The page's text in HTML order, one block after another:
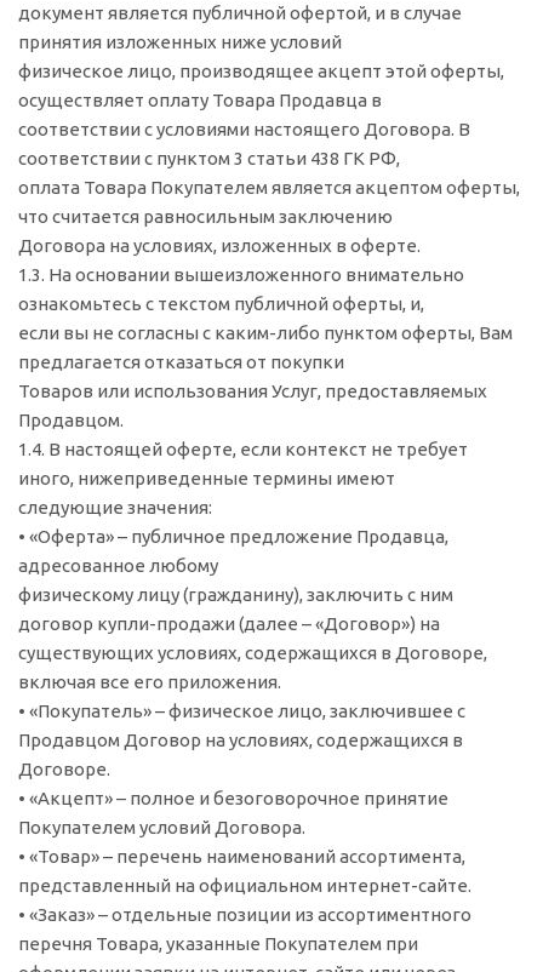
документ является публичной офертой, и в случае
принятия изложенных ниже условий
физическое лицо, производящее акцепт этой оферты,
осуществляет оплату Товара Продавца в
соответствии с условиями настоящего Договора. В
соответствии с пунктом 3 статьи 438 ГК РФ,
оплата Товара Покупателем является акцептом оферты,
что считается равносильным заключению
Договора на условиях, изложенных в оферте.
1.3. На основании вышеизложенного внимательно
ознакомьтесь с текстом публичной оферты, и,
если вы не согласны с каким-либо пунктом оферты, Вам
предлагается отказаться от покупки
Товаров или использования Услуг, предоставляемых
Продавцом.
1.4. В настоящей оферте, если контекст не требует
иного, нижеприведенные термины имеют
следующие значения:
• «Оферта» – публичное предложение Продавца,
адресованное любому
физическому лицу (гражданину), заключить с ним
договор купли-продажи (далее – «Договор») на
существующих условиях, содержащихся в Договоре,
включая все его приложения.
• «Покупатель» – физическое лицо, заключившее с
Продавцом Договор на условиях, содержащихся в
Договоре.
• «Акцепт» – полное и безоговорочное принятие
Покупателем условий Договора.
• «Товар» – перечень наименований ассортимента,
представленный на официальном интернет-сайте.
• «Заказ» – отдельные позиции из ассортиментного
перечня Товара, указанные Покупателем при